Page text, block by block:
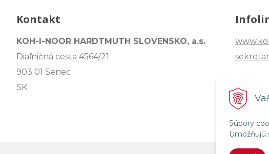
Súbory
Umožňujú
Kontakt
KOH-I-NOOR HARDTMUTH SLOVENSKO, a.s.
Diaľničná cesta 4564/21
903 01 Senec
SK
Tel:
Fax: